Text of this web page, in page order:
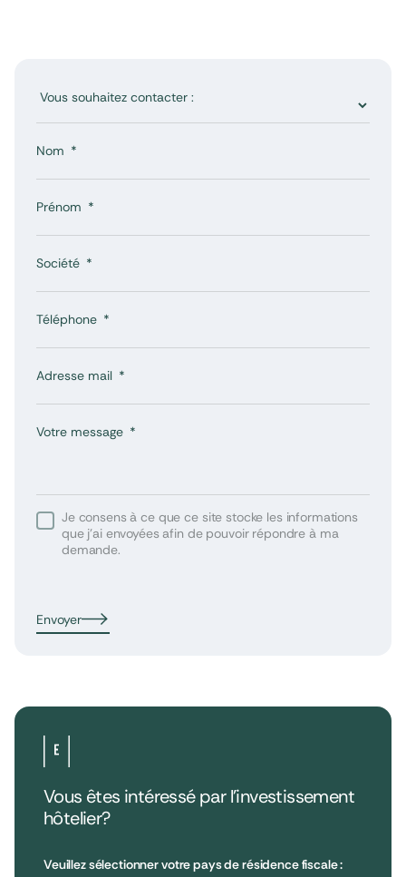
Nom
Prénom
Société
Téléphone
Adresse mail
Votre message
Je consens à ce que ce site stocke les informations
que j’ai envoyées afin de pouvoir répondre à ma
demande.
Envoyer
Vous êtes intéressé par l’investissement
hôtelier?
Veuillez sélectionner votre pays de résidence fiscale :
75008 Paris, France
Reporting